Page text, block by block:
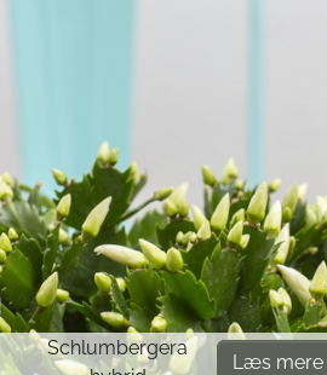
Schlumbergera
Læs mere